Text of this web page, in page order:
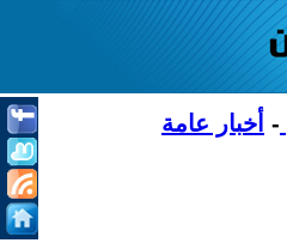
- أخبار عامة